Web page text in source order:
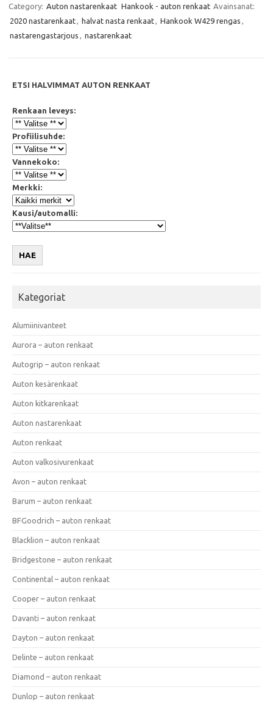
e
b
o
o
t
e
r
t
A
p
i
Category: Auton nastarenkaat Hankook - auton renkaat Avainsanat:
2020 nastarenkaat
halvat nasta renkaat Hankook W429 rengas
nastarengastarjous
nastarenkaat
ETSI HALVIMMAT AUTON RENKAAT
Renkaan leveys:
Profiilisuhde:
Vannekoko:
Merkki:
Kausi/automalli:
HAE
Kategoriat
Alumiinivanteet
Aurora – auton renkaat
Autogrip – auton renkaat
Auton kesärenkaat
Auton kitkarenkaat
Auton nastarenkaat
Auton renkaat
Auton valkosivurenkaat
Avon – auton renkaat
Barum – auton renkaat
BFGoodrich – auton renkaat
Blacklion – auton renkaat
Bridgestone – auton renkaat
Continental – auton renkaat
Cooper – auton renkaat
Davanti – auton renkaat
Dayton – auton renkaat
Delinte – auton renkaat
Diamond – auton renkaat
Dunlop – auton renkaat